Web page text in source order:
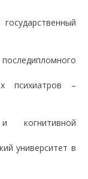
психиатров –
когнитивной
университет в